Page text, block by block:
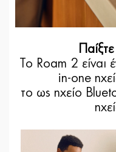
Το Roam 2 είναι
in-one
το ως ηχείο